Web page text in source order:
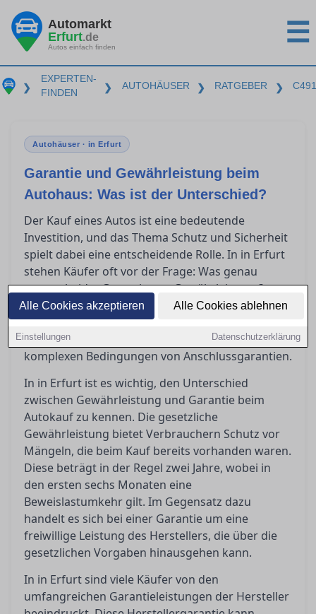
Alle Cookies akzeptieren Alle Cookies ablehnen
Einstellungen Datenschutzerklärung
Automarkt
Erfurt.de
Autos einfach finden ☰
❯
EXPERTEN-
FINDEN
❯ AUTOHÄUSER ❯ RATGEBER ❯
Autohäuser · in Erfurt
Garantie und Gewährleistung beim
Autohaus: Was ist der Unterschied?
Der Kauf eines Autos ist eine bedeutende
Investition, und das Thema Schutz und Sicherheit
spielt dabei eine entscheidende Rolle. In in Erfurt
stehen Käufer oft vor der Frage: Was genau
unterscheidet Garantie von Gewährleistung?
Dieser Artikel bietet klare Orientierung, indem er
die gesetzlichen und vertraglichen Regelungen
beleuchtet, sowie die Fallstricke in den oft
komplexen Bedingungen von Anschlussgarantien.
In in Erfurt ist es wichtig, den Unterschied
zwischen Gewährleistung und Garantie beim
Autokauf zu kennen. Die gesetzliche
Gewährleistung bietet Verbrauchern Schutz vor
Mängeln, die beim Kauf bereits vorhanden waren.
Diese beträgt in der Regel zwei Jahre, wobei in
den ersten sechs Monaten eine
Beweislastumkehr gilt. Im Gegensatz dazu
handelt es sich bei einer Garantie um eine
freiwillige Leistung des Herstellers, die über die
gesetzlichen Vorgaben hinausgehen kann.
In in Erfurt sind viele Käufer von den
umfangreichen Garantieleistungen der Hersteller